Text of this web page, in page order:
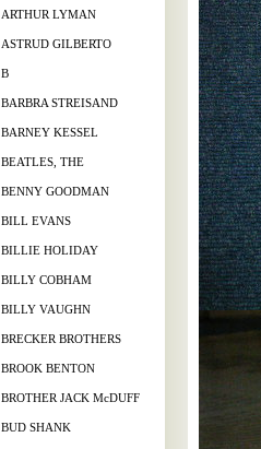
ARTHUR LYMAN
ASTRUD GILBERTO
B
BARBRA STREISAND
BARNEY KESSEL
BEATLES, THE
BENNY GOODMAN
BILL EVANS
BILLIE HOLIDAY
BILLY COBHAM
BILLY VAUGHN
BRECKER BROTHERS
BROOK BENTON
BROTHER JACK McDUFF
BUD SHANK